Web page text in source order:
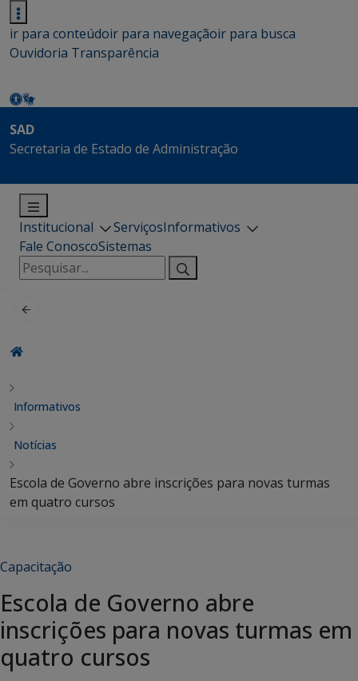
ir para conteúdoir para navegaçãoir para busca
Ouvidoria Transparência
SAD
Secretaria de Estado de Administração
Institucional ServiçosInformativos
Fale ConoscoSistemas
Pesquisar
por:
Informativos
Notícias
Escola de Governo abre inscrições para novas turmas
em quatro cursos
Capacitação
Escola de Governo abre
inscrições para novas turmas em
quatro cursos